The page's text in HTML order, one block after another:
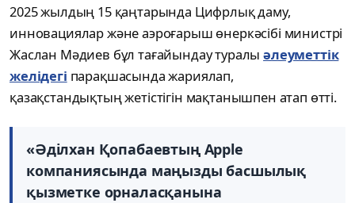
2025 жылдың 15 қаңтарында Цифрлық даму,
инновациялар және аэроғарыш өнеркәсібі министрі
Жаслан Мәдиев бұл тағайындау туралыәлеуметтік
желідегі парақшасында жариялап,
қазақстандықтың жетістігін мақтанышпен атап өтті.
«Әділхан Қопабаевтың Apple
компаниясында маңызды басшылық
қызметке орналасқанына